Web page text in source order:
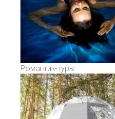
Романтик-туры